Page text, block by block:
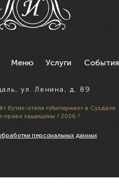
Меню Услуги События
ул. Ленина, д. 89
бутик-отеля «Империал» в Суздале
права защищены / 2026 /
персональных данных